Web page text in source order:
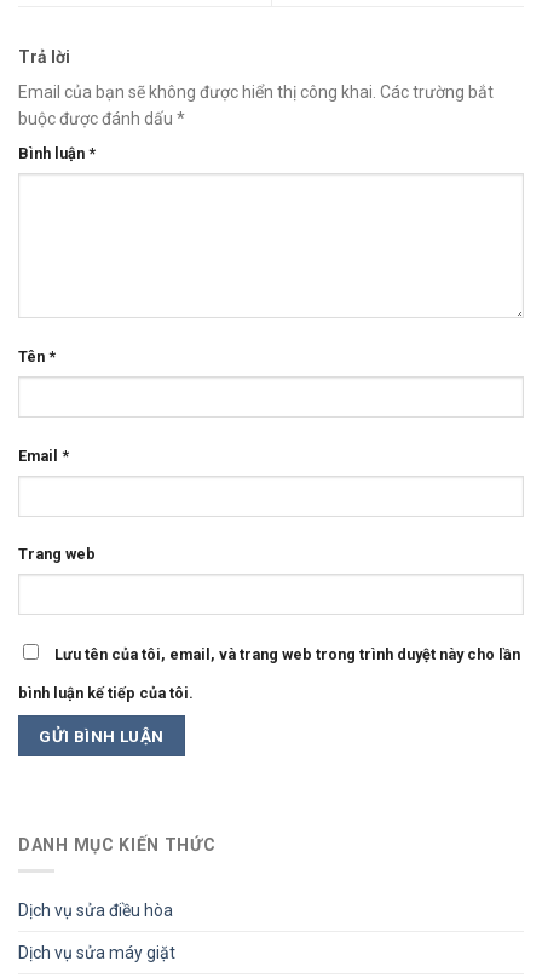
Trả lời
Email của bạn sẽ không được hiển thị công khai. Các trường bắt
buộc được đánh dấu *
Bình luận *
Tên *
Email *
Trang web
Lưu tên của tôi, email, và trang web trong trình duyệt này cho lần
bình luận kế tiếp của tôi.
DANH MỤC KIẾN THỨC
Dịch vụ sửa điều hòa
Dịch vụ sửa máy giặt